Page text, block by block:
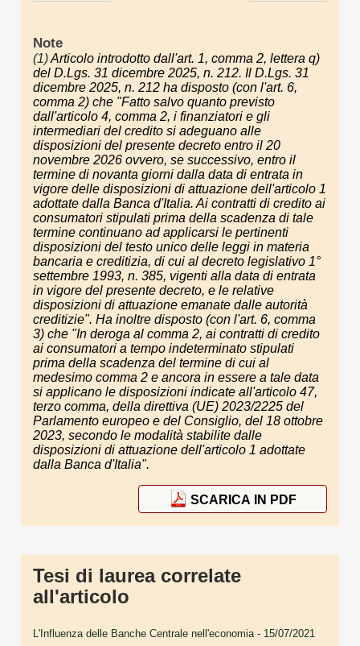
Note
(1)Articolo introdotto dall'art. 1, comma 2, lettera q)
del D.Lgs. 31 dicembre 2025, n. 212. Il D.Lgs. 31
dicembre 2025, n. 212 ha disposto (con l'art. 6,
comma 2) che "Fatto salvo quanto previsto
dall'articolo 4, comma 2, i finanziatori e gli
intermediari del credito si adeguano alle
disposizioni del presente decreto entro il 20
novembre 2026 ovvero, se successivo, entro il
termine di novanta giorni dalla data di entrata in
vigore delle disposizioni di attuazione dell'articolo 1
adottate dalla Banca d'Italia. Ai contratti di credito ai
consumatori stipulati prima della scadenza di tale
termine continuano ad applicarsi le pertinenti
disposizioni del testo unico delle leggi in materia
bancaria e creditizia, di cui al decreto legislativo 1°
settembre 1993, n. 385, vigenti alla data di entrata
in vigore del presente decreto, e le relative
disposizioni di attuazione emanate dalle autorità
creditizie". Ha inoltre disposto (con l'art. 6, comma
3) che "In deroga al comma 2, ai contratti di credito
ai consumatori a tempo indeterminato stipulati
prima della scadenza del termine di cui al
medesimo comma 2 e ancora in essere a tale data
si applicano le disposizioni indicate all'articolo 47,
terzo comma, della direttiva (UE) 2023/2225 del
Parlamento europeo e del Consiglio, del 18 ottobre
2023, secondo le modalità stabilite dalle
disposizioni di attuazione dell'articolo 1 adottate
dalla Banca d'Italia".
SCARICA IN PDF
Tesi di laurea correlate
all'articolo
L'Influenza delle Banche Centrale nell'economia - 15/07/2021